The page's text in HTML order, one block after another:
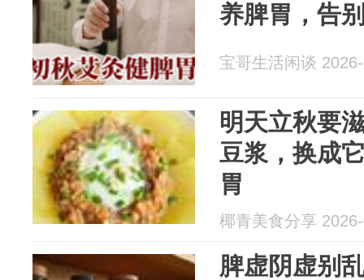
养脾胃，告
宝哥生活闲谈
明天立秋要
豆浆，换成
胃
椰青美食分享
脾虚阴虚别